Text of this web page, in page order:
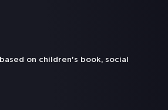
based on children's book, social